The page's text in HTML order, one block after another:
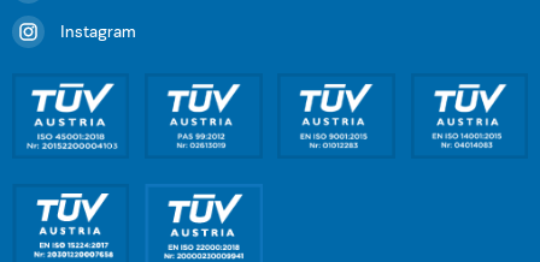
Instagram